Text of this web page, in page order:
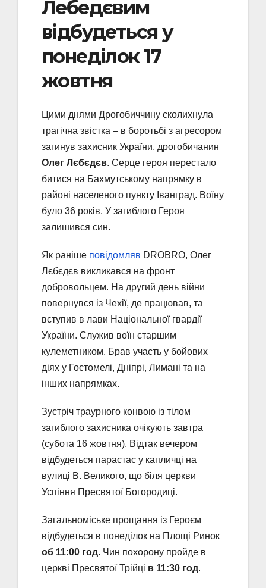
Лебедєвим
відбудеться у
понеділок 17
жовтня
Цими днями Дрогобиччину сколихнула
трагічна звістка – в боротьбі з агресором
загинув захисник України, дрогобичанин
Олег Лєбєдєв. Серце героя перестало
битися на Бахмутському напрямку в
районі населеного пункту Іванград. Воїну
було 36 років. У загиблого Героя
залишився син.
Як раніше повідомляв DROBRO, Олег
Лєбєдєв викликався на фронт
добровольцем. На другий день війни
повернувся із Чехії, де працював, та
вступив в лави Національної гвардії
України. Служив воїн старшим
кулеметником. Брав участь у бойових
діях у Гостомелі, Дніпрі, Лимані та на
інших напрямках.
Зустріч траурного конвою із тілом
загиблого захисника очікують завтра
(субота 16 жовтня). Відтак вечером
відбудеться парастас у капличці на
вулиці В. Великого, що біля церкви
Успіння Пресвятої Богородиці.
Загальноміське прощання із Героєм
відбудеться в понеділок на Площі Ринок
об 11:00 год. Чин похорону пройде в
церкві Пресвятої Трійці в 11:30 год.